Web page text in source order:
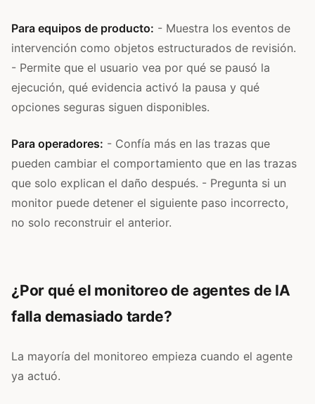
Para equipos de producto: - Muestra los eventos de
intervención como objetos estructurados de revisión.
- Permite que el usuario vea por qué se pausó la
ejecución, qué evidencia activó la pausa y qué
opciones seguras siguen disponibles.
Para operadores: - Confía más en las trazas que
pueden cambiar el comportamiento que en las trazas
que solo explican el daño después. - Pregunta si un
monitor puede detener el siguiente paso incorrecto,
no solo reconstruir el anterior.
¿Por qué el monitoreo de agentes de IA
falla demasiado tarde?
La mayoría del monitoreo empieza cuando el agente
ya actuó.